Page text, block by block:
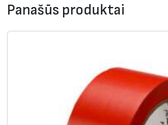
Panašūs produktai